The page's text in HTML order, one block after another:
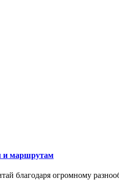
и маршрутам
благодаря огромному